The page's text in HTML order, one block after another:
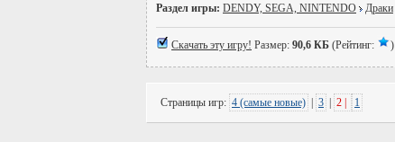
Раздел игры: DENDY, SEGA, NINTENDO Драки
Скачать эту игру! Размер: 90,6 КБ (Рейтинг: )
Страницы игр: 4 (самые новые) 3 2 | 1